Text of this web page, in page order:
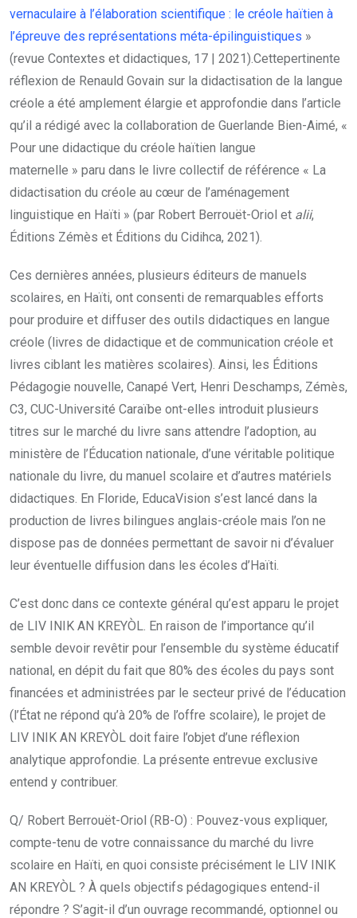
vernaculaire à l’élaboration scientifique : le créole haïtien à
l’épreuve des représentations méta-épilinguistiques »
(revue Contextes et didactiques, 17 | 2021).Cettepertinente
réflexion de Renauld Govain sur la didactisation de la langue
créole a été amplement élargie et approfondie dans l’article
qu’il a rédigé avec la collaboration de Guerlande Bien-Aimé, «
Pour une didactique du créole haïtien langue
maternelle » paru dans le livre collectif de référence « La
didactisation du créole au cœur de l’aménagement
linguistique en Haïti » (par Robert Berrouët-Oriol et alii,
Éditions Zémès et Éditions du Cidihca, 2021).
Ces dernières années, plusieurs éditeurs de manuels
scolaires, en Haïti, ont consenti de remarquables efforts
pour produire et diffuser des outils didactiques en langue
créole (livres de didactique et de communication créole et
livres ciblant les matières scolaires). Ainsi, les Éditions
Pédagogie nouvelle, Canapé Vert, Henri Deschamps, Zémès,
C3, CUC-Université Caraïbe ont-elles introduit plusieurs
titres sur le marché du livre sans attendre l’adoption, au
ministère de l’Éducation nationale, d’une véritable politique
nationale du livre, du manuel scolaire et d’autres matériels
didactiques. En Floride, EducaVision s’est lancé dans la
production de livres bilingues anglais-créole mais l’on ne
dispose pas de données permettant de savoir ni d’évaluer
leur éventuelle diffusion dans les écoles d’Haïti.
C’est donc dans ce contexte général qu’est apparu le projet
de LIV INIK AN KREYÒL. En raison de l’importance qu’il
semble devoir revêtir pour l’ensemble du système éducatif
national, en dépit du fait que 80% des écoles du pays sont
financées et administrées par le secteur privé de l’éducation
(l’État ne répond qu’à 20% de l’offre scolaire), le projet de
LIV INIK AN KREYÒL doit faire l’objet d’une réflexion
analytique approfondie. La présente entrevue exclusive
entend y contribuer.
Q/ Robert Berrouët-Oriol (RB-O) : Pouvez-vous expliquer,
compte-tenu de votre connaissance du marché du livre
scolaire en Haïti, en quoi consiste précisément le LIV INIK
AN KREYÒL ? À quels objectifs pédagogiques entend-il
répondre ? S’agit-il d’un ouvrage recommandé, optionnel ou